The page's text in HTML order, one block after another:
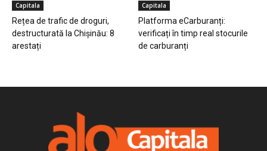
Capitala
Rețea de trafic de droguri,
destructurată la Chișinău: 8
arestați
Capitala
Platforma eCarburanți:
verificați în timp real stocurile
de carburanți